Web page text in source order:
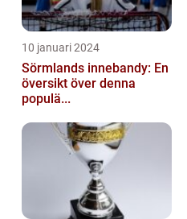
10 januari 2024
Sörmlands innebandy: En
översikt över denna
populä...